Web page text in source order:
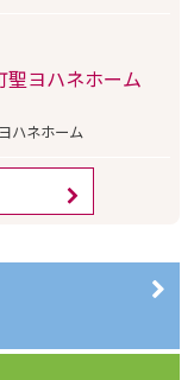
ヨハネホーム
ハネホーム